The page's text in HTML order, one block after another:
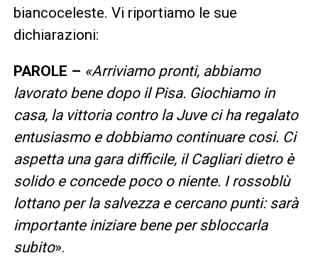
biancoceleste. Vi riportiamo le sue
dichiarazioni:
PAROLE – «Arriviamo pronti, abbiamo
lavorato bene dopo il Pisa. Giochiamo in
casa, la vittoria contro la Juve ci ha regalato
entusiasmo e dobbiamo continuare cosi. Ci
aspetta una gara difficile, il Cagliari dietro è
solido e concede poco o niente. I rossoblù
lottano per la salvezza e cercano punti: sarà
importante iniziare bene per sbloccarla
subito».